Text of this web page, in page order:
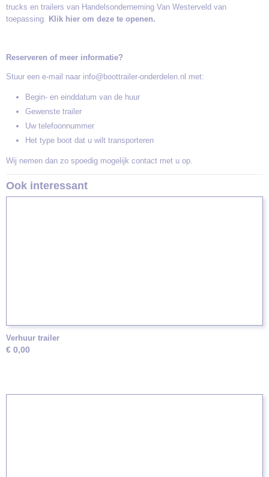
trucks en trailers van Handelsonderneming Van Westerveld van
toepassing. Klik hier om deze te openen.
Reserveren of meer informatie?
Stuur een e-mail naar info@boottrailer-onderdelen.nl met:
Begin- en einddatum van de huur
Gewenste trailer
Uw telefoonnummer
Het type boot dat u wilt transporteren
Wij nemen dan zo spoedig mogelijk contact met u op.
Ook interessant
Verhuur trailer
€ 0,00